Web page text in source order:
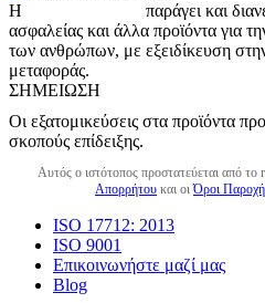
Η
παράγει και
ασφαλείας και άλλα προϊόντα για
των ανθρώπων, με εξειδίκευση
μεταφοράς.
ΣΗΜΕΊΩΣΗ
Οι εξατομικεύσεις στα προϊόντα
σκοπούς επίδειξης.
Αυτός ο ιστότοπος προστατεύεται από
Απορρήτου και οιΌροι
ISO 17712: 2013
ISO 9001
Επικοινωνήστε μαζί μας
Blog